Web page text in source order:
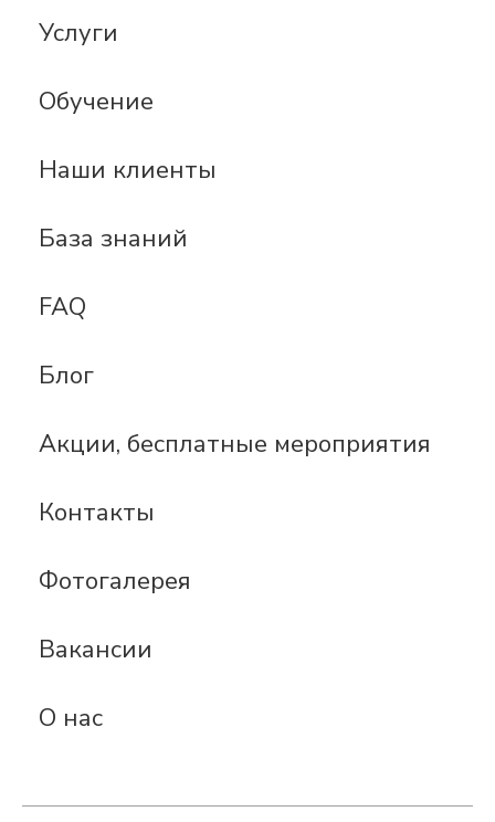
Услуги
Обучение
Наши клиенты
База знаний
FAQ
Блог
Акции, бесплатные мероприятия
Контакты
Фотогалерея
Вакансии
О нас